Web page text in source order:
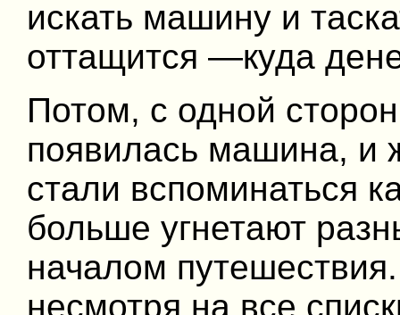
искать машину и
оттащится —куда
Потом, с одной
появилась машина, и
стали вспоминаться
больше угнетают
началом
несмотря на все